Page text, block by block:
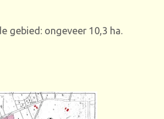
gebied: ongeveer 10,3 ha.